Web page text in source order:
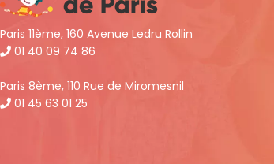
Paris 11ème, 160 Avenue Ledru Rollin
01 40 09 74 86
Paris 8ème, 110 Rue de Miromesnil
01 45 63 01 25